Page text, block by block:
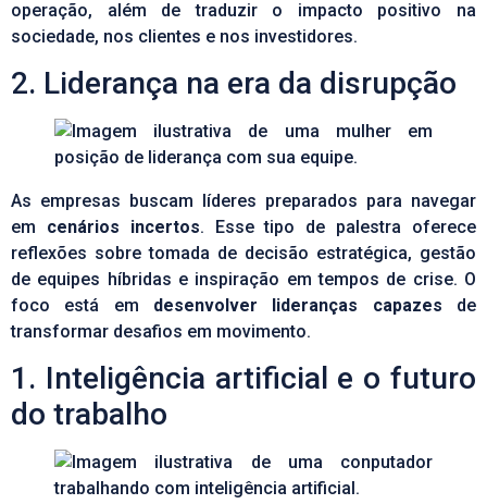
operação, além de traduzir o impacto positivo na
sociedade, nos clientes e nos investidores.
2. Liderança na era da disrupção
As empresas buscam líderes preparados para navegar
em cenários incertos. Esse tipo de palestra oferece
reflexões sobre tomada de decisão estratégica, gestão
de equipes híbridas e inspiração em tempos de crise. O
foco está em desenvolver lideranças capazes de
transformar desafios em movimento.
1. Inteligência artificial e o futuro
do trabalho